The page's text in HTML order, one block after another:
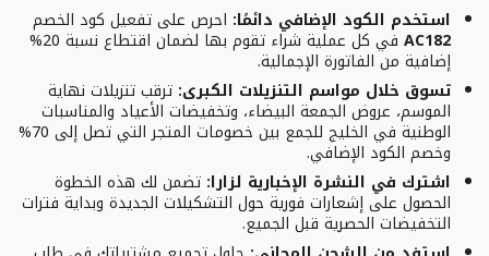
استخدم الكود الإضافي دائمًا: احرص على تفعيل كود الخصم
AC182 في كل عملية شراء تقوم بها لضمان اقتطاع نسبة 20%
إضافية من الفاتورة الإجمالية.
تسوق خلال مواسم التنزيلات الكبرى: ترقب تنزيلات نهاية
الموسم، عروض الجمعة البيضاء، وتخفيضات الأعياد والمناسبات
الوطنية في الخليج للجمع بين خصومات المتجر التي تصل إلى 70%
وخصم الكود الإضافي.
اشترك في النشرة الإخبارية لزارا: تضمن لك هذه الخطوة
الحصول على إشعارات فورية حول التشكيلات الجديدة وبداية فترات
التخفيضات الحصرية قبل الجميع.